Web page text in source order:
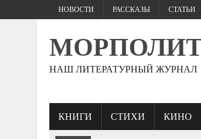
НОВОСТИ РАССКАЗЫ СТАТЬИ
НАШ ЛИТЕРАТУРНЫЙ ЖУРНАЛ
КНИГИ СТИХИ КИНО